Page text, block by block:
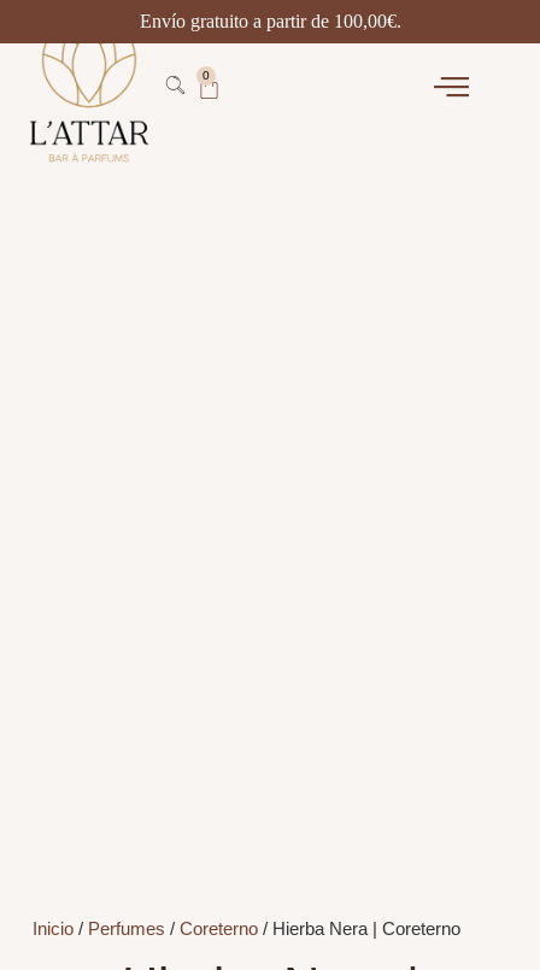
0
Inicio/ Perfumes / Coreterno/ Hierba Nera | Coreterno
Envío gratuito a partir de 100,00€.